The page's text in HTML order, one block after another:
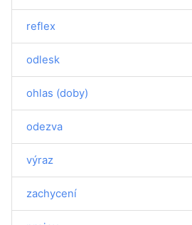
reflex
odlesk
ohlas (doby)
odezva
výraz
zachycení